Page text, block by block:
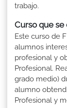
trabajo.
Curso que se
Este curso de
alumnos
profesional y
Profesional.
grado medio)
alumno
Profesional y